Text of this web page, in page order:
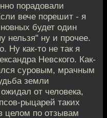
порадовали
вече порешит - я
будет один
нельзя" ну и прочее.
Ну как-то не так я
Невского. Как-
суровым, мрачным
земли
от человека,
рыцарей таких
целом по отзывам